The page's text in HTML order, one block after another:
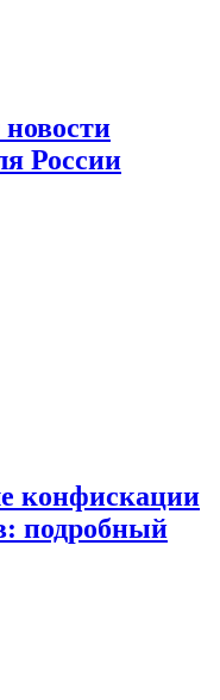
новости
России
конфискации
подробный